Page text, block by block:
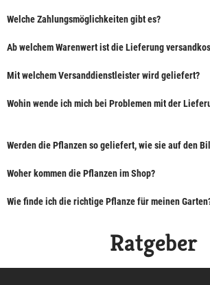
Welche Zahlungsmöglichkeiten gibt es?
Ab welchem Warenwert ist die Lieferung
Mit welchem Versanddienstleister wird geliefert?
Wohin wende ich mich bei Problemen mit der
Werden die Pflanzen so geliefert, wie sie auf den
Woher kommen die Pflanzen im Shop?
Wie finde ich die richtige Pflanze für meinen
Ratgeber